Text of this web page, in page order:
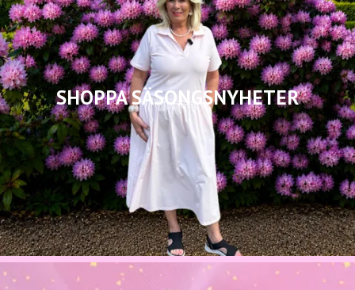
SHOPPA SÄSONGSNYHETER